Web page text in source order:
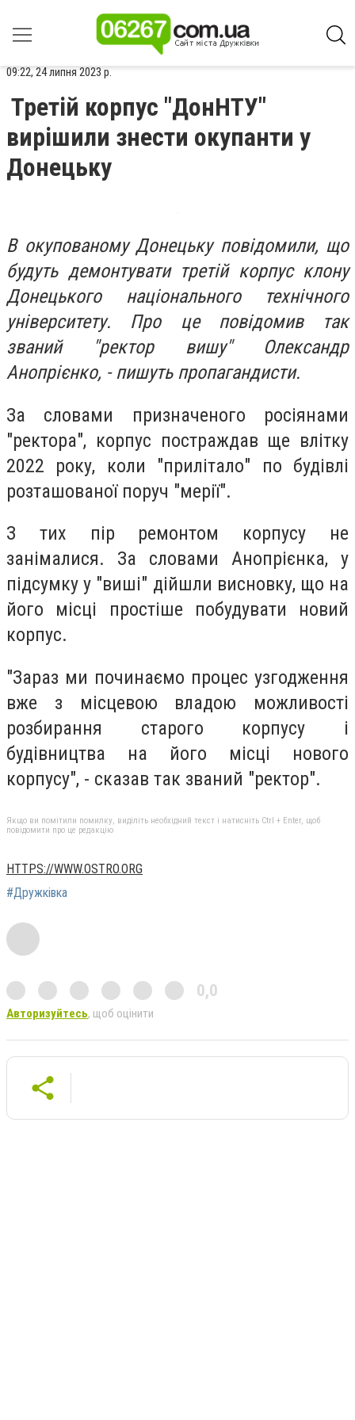
09:22, 24 липня 2023 р.
Третій корпус "ДонНТУ"
вирішили знести окупанти у
Донецьку
В окупованому Донецьку повідомили, що
будуть демонтувати третій корпус клону
Донецького національного технічного
університету. Про це повідомив так
званий "ректор вишу" Олександр
Анопрієнко, - пишуть пропагандисти.
За словами призначеного росіянами
"ректора", корпус постраждав ще влітку
2022 року, коли "прилітало" по будівлі
розташованої поруч "мерії".
З тих пір ремонтом корпусу не
занімалися. За словами Анопрієнка, у
підсумку у "виші" дійшли висновку, що на
його місці простіше побудувати новий
корпус.
"Зараз ми починаємо процес узгодження
вже з місцевою владою можливості
розбирання старого корпусу і
будівництва на його місці нового
корпусу", - сказав так званий "ректор".
Якщо ви помітили помилку, виділіть необхідний текст і натисніть Ctrl + Enter, щоб
повідомити про це редакцію
HTTPS://WWW.OSTRO.ORG
#Дружківка
0,0
Авторизуйтесь, щоб оцінити